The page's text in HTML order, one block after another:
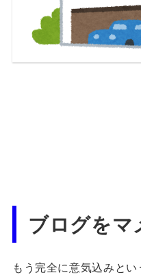
ブログをマ
もう完全に意気込みと